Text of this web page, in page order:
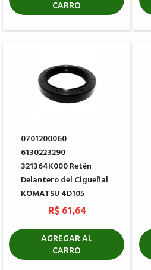
CARRO
0701200060
6130223290
321364K000 Retén
Delantero del Cigueñal
KOMATSU 4D105
R$ 61,64
AGREGAR AL
CARRO